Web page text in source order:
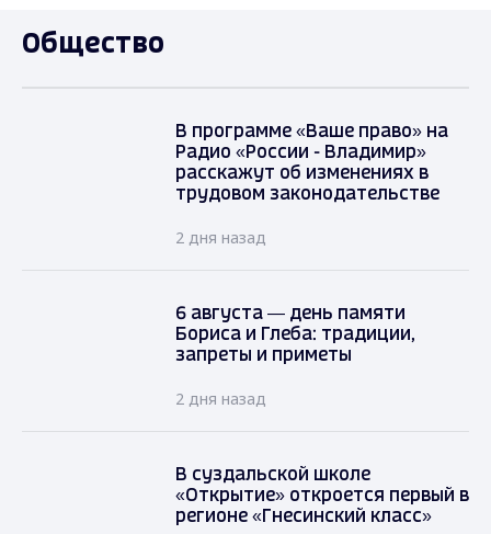
Общество
В программе «Ваше право» на
Радио «России - Владимир»
расскажут об изменениях в
трудовом законодательстве
2 дня назад
6 августа — день памяти
Бориса и Глеба: традиции,
запреты и приметы
2 дня назад
В суздальской школе
«Открытие» откроется первый в
регионе «Гнесинский класс»